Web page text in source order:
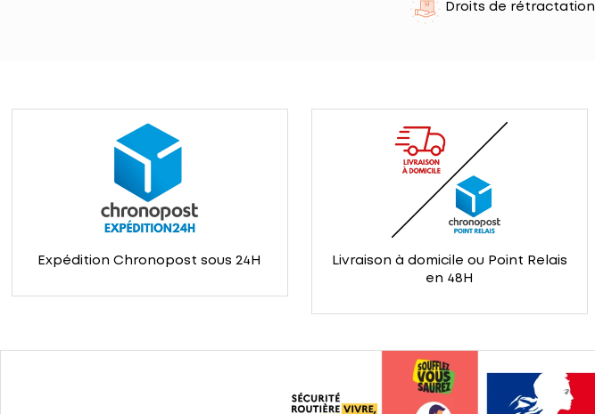
Droits de rétractation
Expédition Chronopost sous 24H
Livraison à domicile ou Point Relais
en 48H